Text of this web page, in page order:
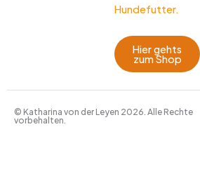
Hundefutter.
Hier gehts
zum Shop
© Katharina von der Leyen 2026. Alle Rechte
vorbehalten.